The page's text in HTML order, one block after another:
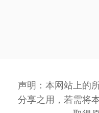
声明：本网站上的
分享之用，若需将